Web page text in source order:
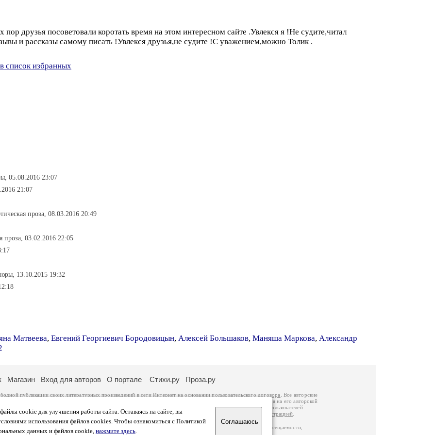
друзья посоветовали коротать время на этом интересном сайте .Увлекся я !Не судите,читал
и рассказы самому писать !Увлекся друзья,не судите !С уважением,можно Толик .
список избранных
05.08.2016 23:07
21:07
проза, 08.03.2016 20:49
проза, 03.02.2016 22:05
13.10.2015 19:32
Матвеева, Евгений Георгиевич Бородовицын, Алексей Большаков, Маняша Маркова, Александр
cookie для улучшения работы сайта. Оставаясь на сайте, вы
использования файлов cookies. Чтобы ознакомиться с Политикой
данных и файлов cookie, нажмите здесь.
Соглашаюсь
Магазин Вход для авторов О портале Стихи.ру Проза.ру
публикации своих литературных произведений в сети Интернет на основаниипользовательского договора
. Все авторские
. Перепечатка произведений возможна только с согласия его автора, к которому вы можете обратиться на его авторской
законодательства Российской Федерации. Данные пользователей
данных. Вы также можете посмотреть более подробнуюинформацию о портале связаться с администрацией
посетителей, которые в общей сумме просматривают более полумиллиона страниц по данным счетчика посещаемости,
указано по две цифры: количество просмотров и количество посетителей.